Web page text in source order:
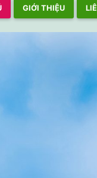
CỰC THAM GIA
GIỚI THIỆU